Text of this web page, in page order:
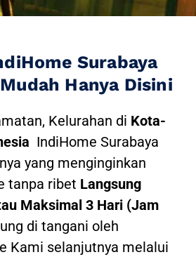
Surabaya
Hanya Disini
Kelurahan di Kota-
IndiHome Surabaya
yang menginginkan
tanpa ribet Langsung
Maksimal 3 Hari (Jam
di tangani oleh
Kami selanjutnya melalui